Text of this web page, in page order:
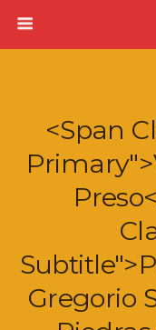
<span
Gregorio